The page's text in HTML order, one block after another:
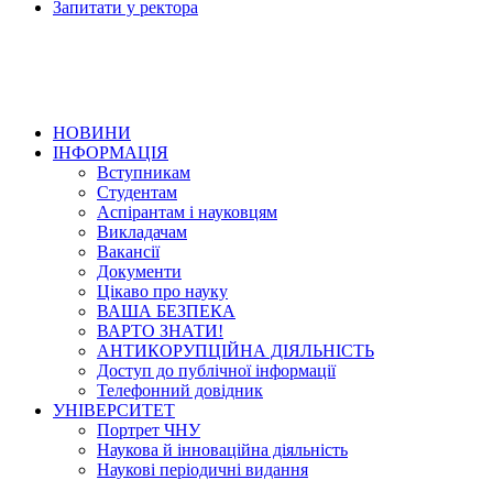
Запитати у ректора
НОВИНИ
ІНФОРМАЦІЯ
Вступникам
Студентам
Аспірантам і науковцям
Викладачам
Вакансії
Документи
Цікаво про науку
ВАША БЕЗПЕКА
ВАРТО ЗНАТИ!
АНТИКОРУПЦІЙНА ДІЯЛЬНІСТЬ
Доступ до публічної інформації
Телефонний довідник
УНІВЕРСИТЕТ
Портрет ЧНУ
Наукова й інноваційна діяльність
Наукові періодичні видання